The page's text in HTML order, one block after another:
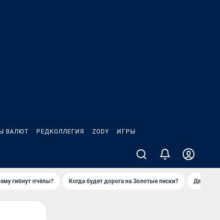
ВАЛЮТ РЕДКОЛЛЕГИЯ ZODY ИГРЫ
гибнут пчёлы? Когда будет дорога на Золотые пески? Двое